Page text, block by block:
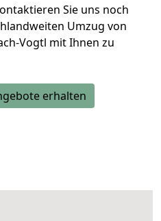
Sie uns noch
Umzug von
Vogtl mit Ihnen zu
erhalten